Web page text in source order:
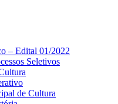
– Edital 01/2022
Seletivos
de Cultura